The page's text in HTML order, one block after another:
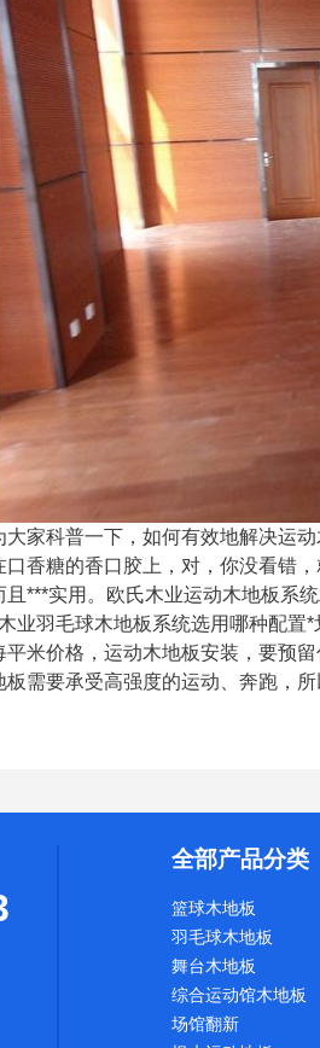
家科普一下，如何有效地解决运
香糖的香口胶上，对，你没看错
***实用。欧氏木业运动木地板系
业羽毛球木地板系统选用哪种配置*
米价格，运动木地板安装，要预
需要承受高强度的运动、奔跑，
全部产品分类
篮球木地板
羽毛球木地板
舞台木地板
综合运动馆木地板
场馆翻新